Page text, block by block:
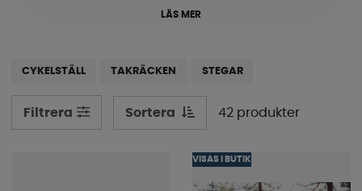
och minibussar! Hitta dina nya delar och lev det ditt
LÄS MER
CYKELSTÄLL TAKRÄCKEN STEGAR
Filtrera Sortera 42 produkter
VISAS I BUTIK